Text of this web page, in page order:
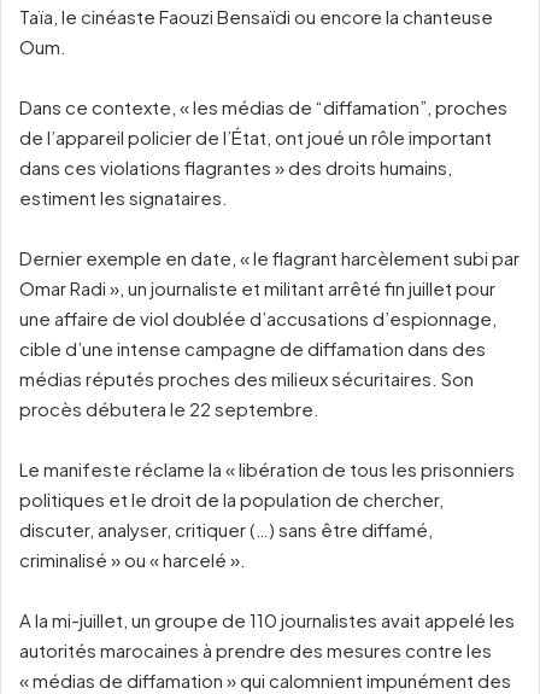
Taïa, le cinéaste Faouzi Bensaïdi ou encore la chanteuse
Oum.
Dans ce contexte, « les médias de “diffamation”, proches
de l’appareil policier de l’État, ont joué un rôle important
dans ces violations flagrantes » des droits humains,
estiment les signataires.
Dernier exemple en date, « le flagrant harcèlement subi par
Omar Radi », un journaliste et militant arrêté fin juillet pour
une affaire de viol doublée d’accusations d’espionnage,
cible d’une intense campagne de diffamation dans des
médias réputés proches des milieux sécuritaires. Son
procès débutera le 22 septembre.
Le manifeste réclame la « libération de tous les prisonniers
politiques et le droit de la population de chercher,
discuter, analyser, critiquer (…) sans être diffamé,
criminalisé » ou « harcelé ».
A la mi-juillet, un groupe de 110 journalistes avait appelé les
autorités marocaines à prendre des mesures contre les
« médias de diffamation » qui calomnient impunément des